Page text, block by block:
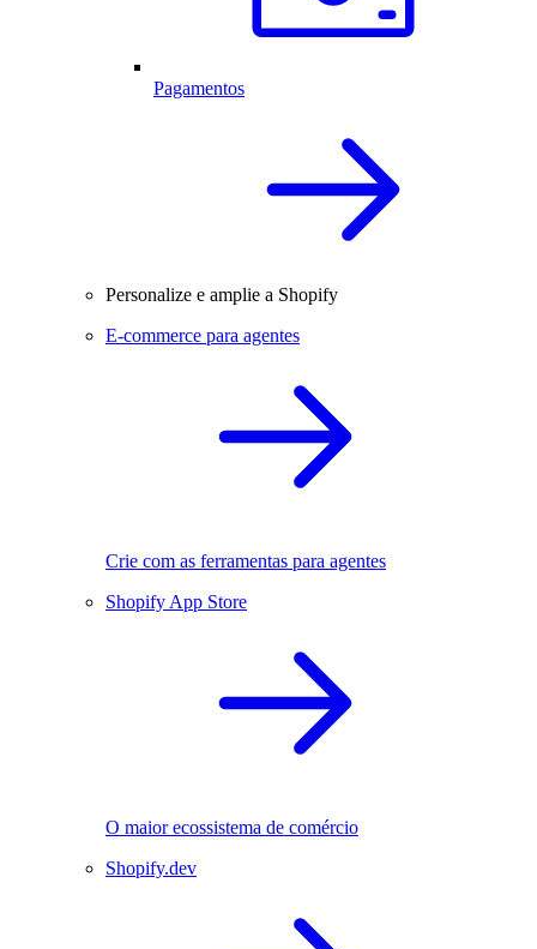
Pagamentos
Personalize e amplie a Shopify
E-commerce para agentes
Crie com as ferramentas para agentes
Shopify App Store
O maior ecossistema de comércio
Shopify.dev